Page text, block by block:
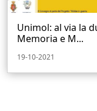
Unimol: al via la
Memoria e M...
19-10-2021